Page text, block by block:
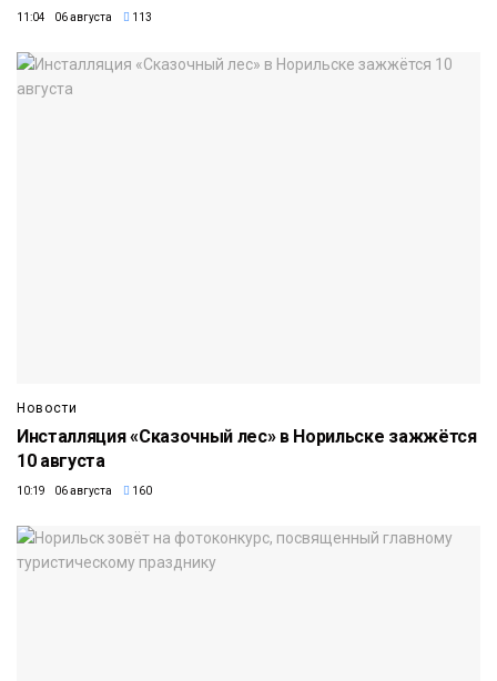
11:04 06 августа 113
Новости
Инсталляция «Сказочный лес» в Норильске зажжётся
10 августа
10:19 06 августа 160